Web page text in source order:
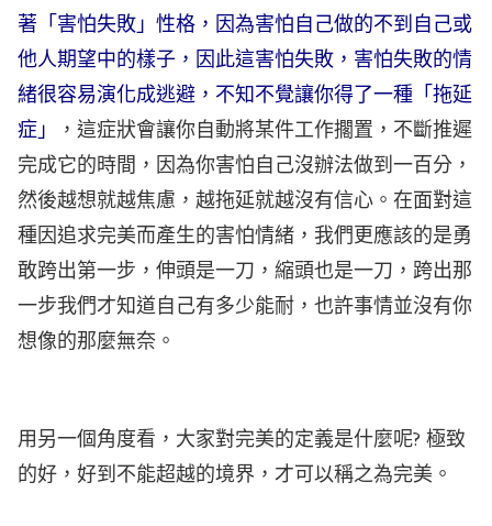
著「害怕失敗」性格，因為害怕自己做的不到自己或
他人期望中的樣子，因此這害怕失敗，害怕失敗的情
緒很容易演化成逃避，不知不覺讓你得了一種「拖延
症」
，這症狀會讓你自動將某件工作擱置，不斷推遲
完成它的時間，因為你害怕自己沒辦法做到一百分，
然後越想就越焦慮，越拖延就越沒有信心。在面對這
種因追求完美而產生的害怕情緒，我們更應該的是勇
敢跨出第一步，伸頭是一刀，縮頭也是一刀，跨出那
一步我們才知道自己有多少能耐，也許事情並沒有你
想像的那麼無奈。
用另一個角度看，大家對完美的定義是什麼呢? 極致
的好，好到不能超越的境界，才可以稱之為完美。